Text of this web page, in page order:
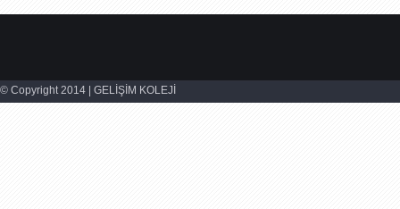
© Copyright 2014 | GELİŞİM KOLEJİ